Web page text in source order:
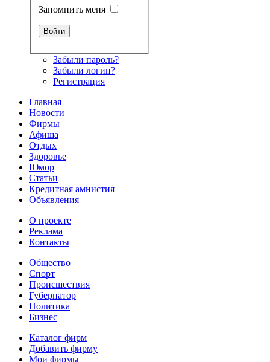
Запомнить меня
Забыли пароль?
Забыли логин?
Регистрация
Главная
Новости
Фирмы
Афиша
Отдых
Здоровье
Юмор
Статьи
Кредитная амнистия
Объявления
О проекте
Реклама
Контакты
Общество
Спорт
Происшествия
Губернатор
Политика
Бизнес
Каталог фирм
Добавить фирму
Мои фирмы